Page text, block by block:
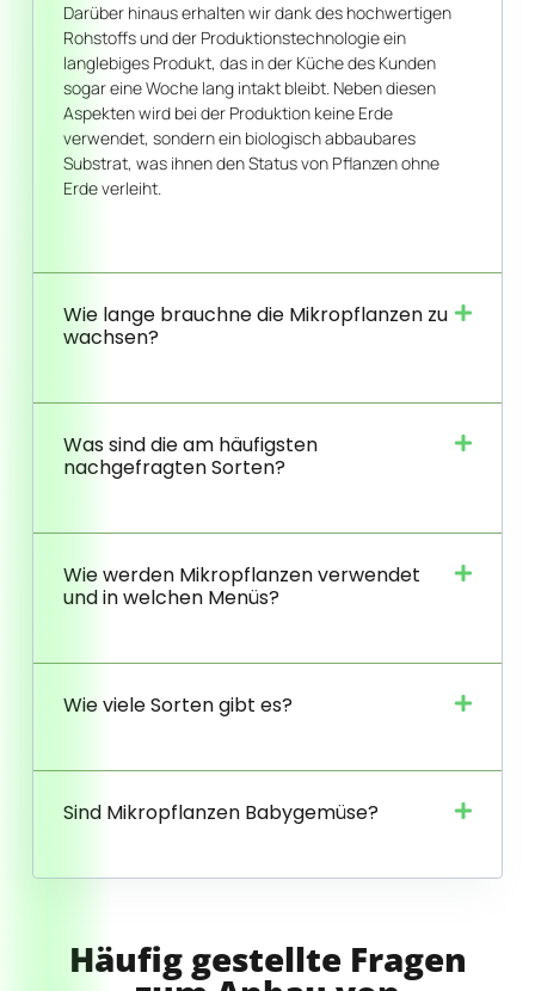
Darüber hinaus erhalten wir dank des hochwertigen
Rohstoffs und der Produktionstechnologie ein
langlebiges Produkt, das in der Küche des Kunden
sogar eine Woche lang intakt bleibt. Neben diesen
Aspekten wird bei der Produktion keine Erde
verwendet, sondern ein biologisch abbaubares
Substrat, was ihnen den Status von Pflanzen ohne
Erde verleiht.
Wie lange brauchne die Mikropflanzen zu
wachsen?
Was sind die am häufigsten
nachgefragten Sorten?
Wie werden Mikropflanzen verwendet
und in welchen Menüs?
Wie viele Sorten gibt es?
Sind Mikropflanzen Babygemüse?
Häufig gestellte Fragen